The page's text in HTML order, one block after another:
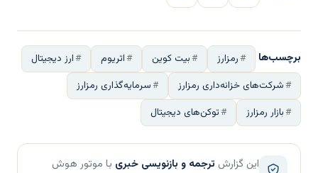
برچسب‌ها رمزارز بیت کوین اتریوم
ارز دیجیتال
شرکت‌های خزانه‌داری رمزارز
سرمایه‌گذاری رمزارز
بازار رمزارز
توکن‌های دیجیتال
این گزارش ترجمه و بازنویسی خبری با موتور هوش